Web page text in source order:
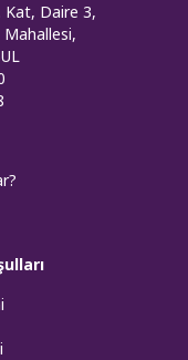
Kat, Daire 3,
Mahallesi,